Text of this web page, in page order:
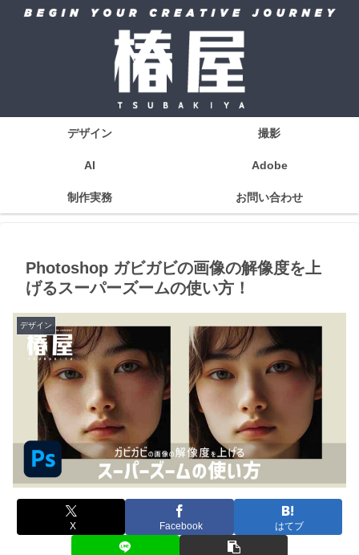
デザイン 撮影
AI Adobe
制作実務 お問い合わせ
Photoshop ガビガビの画像の解像度を上
げるスーパーズームの使い方！
デザイン
X Facebook はてブ